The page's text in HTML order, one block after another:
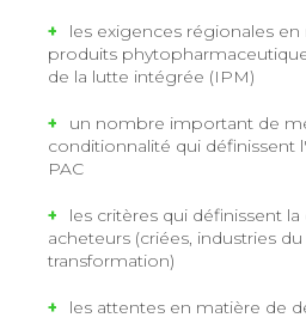
les exigences régionales
produits
de la lutte intégrée (IPM)
un nombre important de
conditionnalité qui définissent
PAC
les critères qui définissent
acheteurs (criées, industries
transformation)
les attentes en matière de